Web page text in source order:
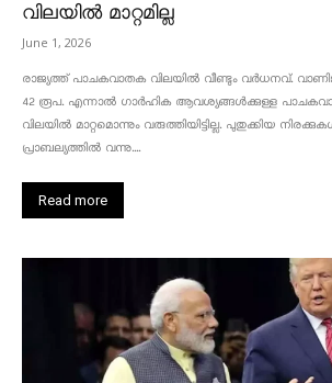
വിലയിൽ മാറ്റമില്ല
June 1, 2026
രാജ്യത്ത് പാചകവാതക വിലയിൽ വീണ്ടും വർധനവ്.
42 രൂപ. എന്നാൽ ഗാർഹിക ആവശ്യങ്ങൾക്കുള്ള
വിലയിൽ മാറ്റമൊന്നും വരുത്തിയിട്ടില്ല. പുതുക്കിയ
പ്രാബല്യത്തിൽ വന്നു....
Read more